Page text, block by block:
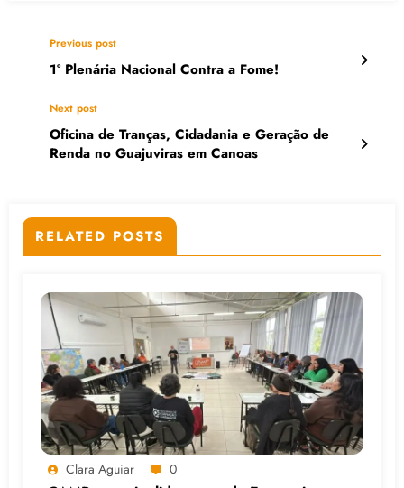
Previous post
1° Plenária Nacional Contra a Fome!
Next post
Oficina de Tranças, Cidadania e Geração de
Renda no Guajuviras em Canoas
RELATED POSTS
Clara Aguiar 0